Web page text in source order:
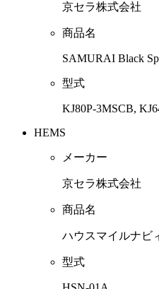
京セラ株式会社
商品名
SAMURAI Black
型式
KJ80P-3MSCB,
HEMS
メーカー
京セラ株式会社
商品名
ハウスマイルナビ
型式